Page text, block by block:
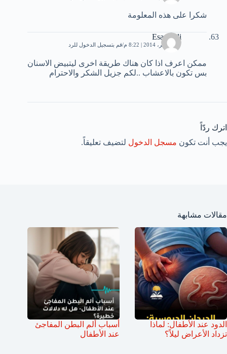
شكرا على هذه المعلومة
Esam Ali
17 نوفمبر، 2014 | 8:22 م قم بتسجيل الدخول للرد
ممكن اعرف اذا كان هناك طريقة اخرى ليتبيض الاسنان
بس تكون بالاعشاب ..لكم جزيل الشكر والاحترام
اترك ردّاً
يجب أنت تكون مسجل الدخول لتضيف تعليقاً.
مقالات مشابهة
الدود عند الأطفال: لماذا
تزداد الأعراض ليلاً؟
أسباب ألم البطن المفاجئ
عند الأطفال